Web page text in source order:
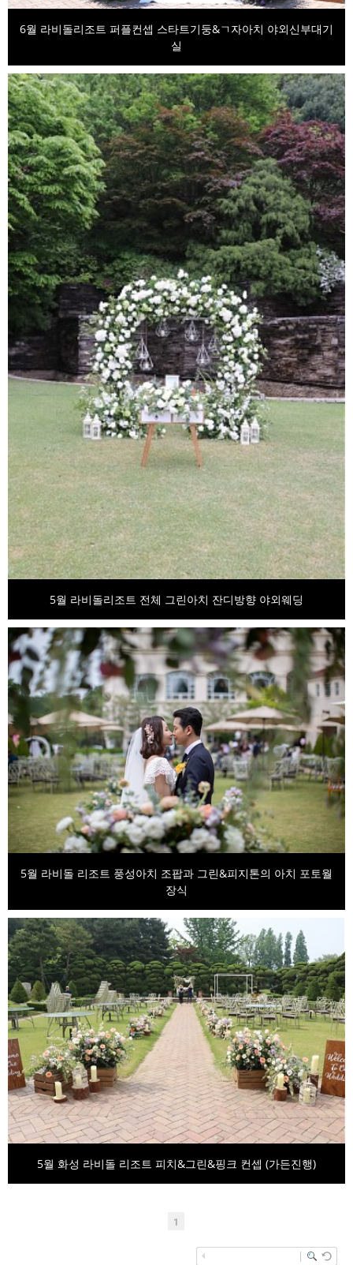
6월 라비돌리조트 퍼플컨셉 스타트기둥&ㄱ자아치 야외신부대기
실
5월 라비돌리조트 전체 그린아치 잔디방향 야외웨딩
5월 라비돌 리조트 풍성아치 조팝과 그린&피지톤의 아치 포토월
장식
5월 화성 라비돌 리조트 피치&그린&핑크 컨셉 (가든진행)
1